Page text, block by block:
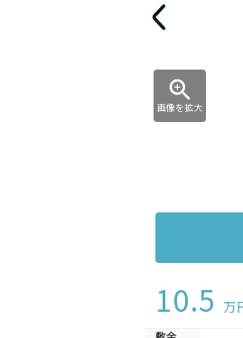
画像を拡大
10.5 万